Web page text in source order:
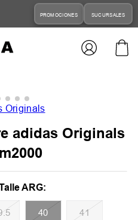
PROMOCIONES SUCURSALES
adidas Originals
40 41